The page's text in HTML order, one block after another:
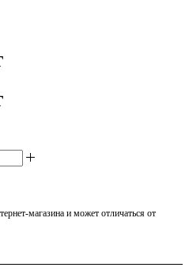
магазина и может отличаться от